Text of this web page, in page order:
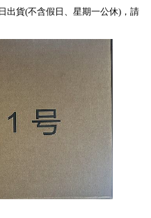
出貨(不含假日、星期一公休)，請